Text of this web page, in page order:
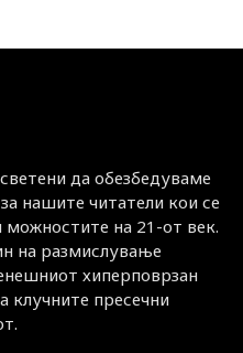
да обезбедуваме
нашите читатели кои се
на 21-от век.
на размислување
хиперповрзан
клучните пресечни